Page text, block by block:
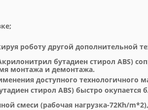
роботу другой дополнительной
бутадиен стирол ABS)
монтажа и демонтажа.
доступного технологичного
стирол ABS) быстро окупается
смеси (рабочая нагрузка-72Kh/m*2),